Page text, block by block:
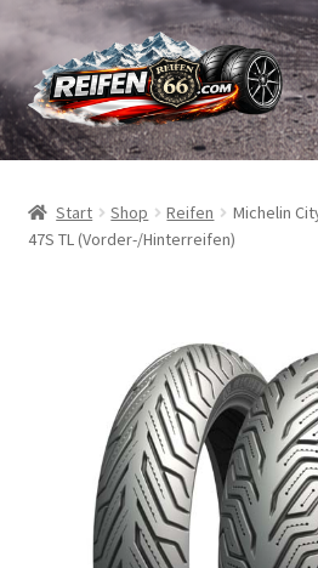
Zur
Navigation
springen
Zum
Inhalt
springen
Reifen
Schläuche
Reifentests
Kontakt
Start Shop Reifen
Michelin
47S TL (Vorder-/Hinterreifen)